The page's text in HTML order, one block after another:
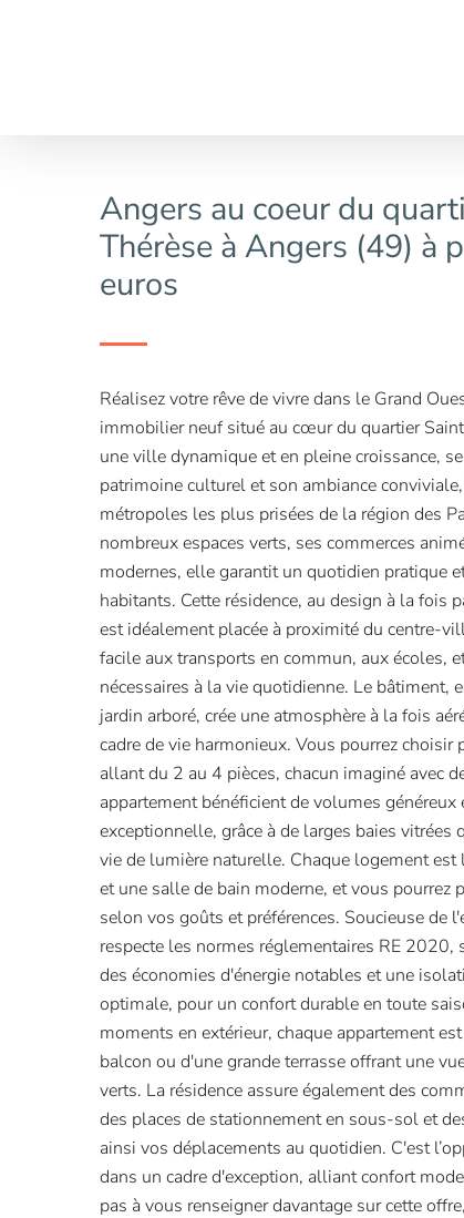
Angers au coeur du
Thérèse à Angers (49) à
euros
Réalisez votre rêve de vivre dans le Grand
immobilier neuf situé au cœur du quartier
une ville dynamique et en pleine croissance,
patrimoine culturel et son ambiance
métropoles les plus prisées de la région des
nombreux espaces verts, ses commerces
modernes, elle garantit un quotidien pratique
habitants. Cette résidence, au design à la fois
est idéalement placée à proximité du centre-
facile aux transports en commun, aux écoles,
nécessaires à la vie quotidienne. Le bâtiment,
jardin arboré, crée une atmosphère à la fois
cadre de vie harmonieux. Vous pourrez
allant du 2 au 4 pièces, chacun imaginé avec
appartement bénéficient de volumes généreux
exceptionnelle, grâce à de larges baies vitrées
vie de lumière naturelle. Chaque logement est
et une salle de bain moderne, et vous pourrez
selon vos goûts et préférences. Soucieuse de
respecte les normes réglementaires RE
des économies d'énergie notables et une
optimale, pour un confort durable en toute
moments en extérieur, chaque appartement
balcon ou d'une grande terrasse offrant une
verts. La résidence assure également des
des places de stationnement en sous-sol et
ainsi vos déplacements au quotidien. C'est
dans un cadre d'exception, alliant confort
pas à vous renseigner davantage sur cette